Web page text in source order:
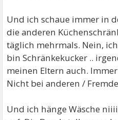
Und ich schaue immer in
die anderen
täglich mehrmals. Nein,
bin Schränkekucker ..
meinen Eltern auch.
Nicht bei anderen /
Und ich hänge Wäsche